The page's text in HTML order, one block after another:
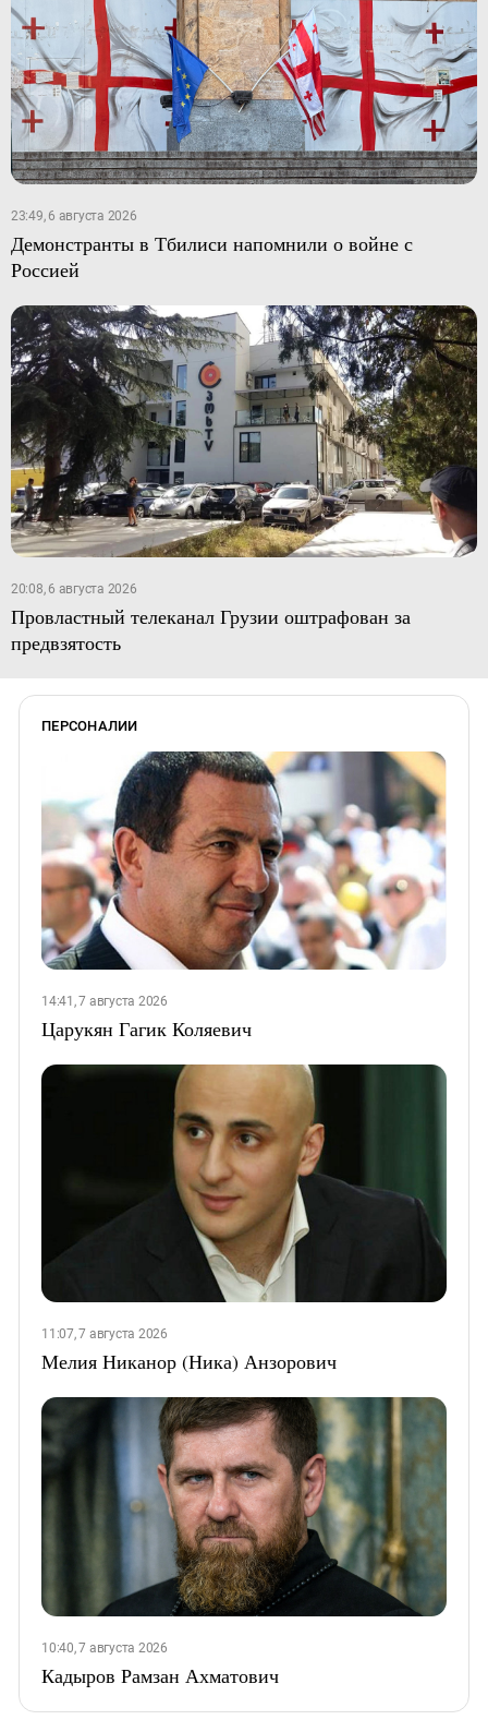
23:49, 6 августа 2026
Демонстранты в Тбилиси напомнили о войне с
Россией
20:08, 6 августа 2026
Провластный телеканал Грузии оштрафован за
предвзятость
ПЕРСОНАЛИИ
14:41, 7 августа 2026
Царукян Гагик Коляевич
11:07, 7 августа 2026
Мелия Никанор (Ника) Анзорович
10:40, 7 августа 2026
Кадыров Рамзан Ахматович